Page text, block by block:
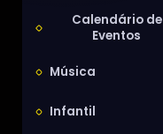
Calendário de
Eventos
Música
Infantil